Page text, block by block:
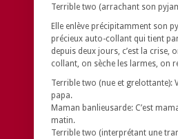
Terrible two (arrachant son
Elle enlève précipitamment son
précieux auto-collant qui tient
depuis deux jours, c’est la crise,
collant, on sèche les larmes, on
Terrible two (nue et grelottante):
papa.
Maman banlieusarde: C’est
matin.
Terrible two (interprétant une